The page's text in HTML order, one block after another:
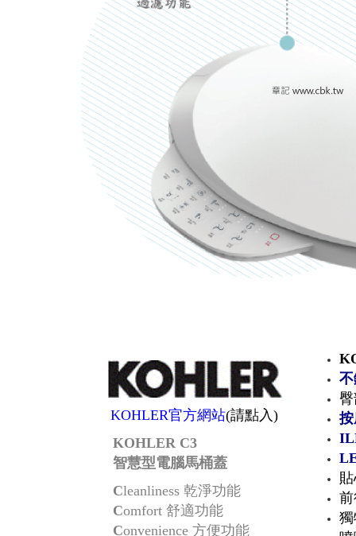
KOHLER官方網站(請點入)
KOHLER C3
智慧型電腦馬桶蓋
Cleanliness 乾淨功能
Comfort 舒適功能
Convenience 方便功能